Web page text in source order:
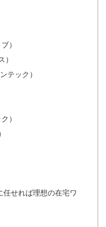
）
）
テック）
）
任せれば理想の在宅ワ